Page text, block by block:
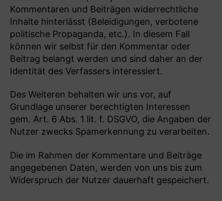
Kommentaren und Beiträgen widerrechtliche
Inhalte hinterlässt (Beleidigungen, verbotene
politische Propaganda, etc.). In diesem Fall
können wir selbst für den Kommentar oder
Beitrag belangt werden und sind daher an der
Identität des Verfassers interessiert.
Des Weiteren behalten wir uns vor, auf
Grundlage unserer berechtigten Interessen
gem. Art. 6 Abs. 1 lit. f. DSGVO, die Angaben der
Nutzer zwecks Spamerkennung zu verarbeiten.
Die im Rahmen der Kommentare und Beiträge
angegebenen Daten, werden von uns bis zum
Widerspruch der Nutzer dauerhaft gespeichert.